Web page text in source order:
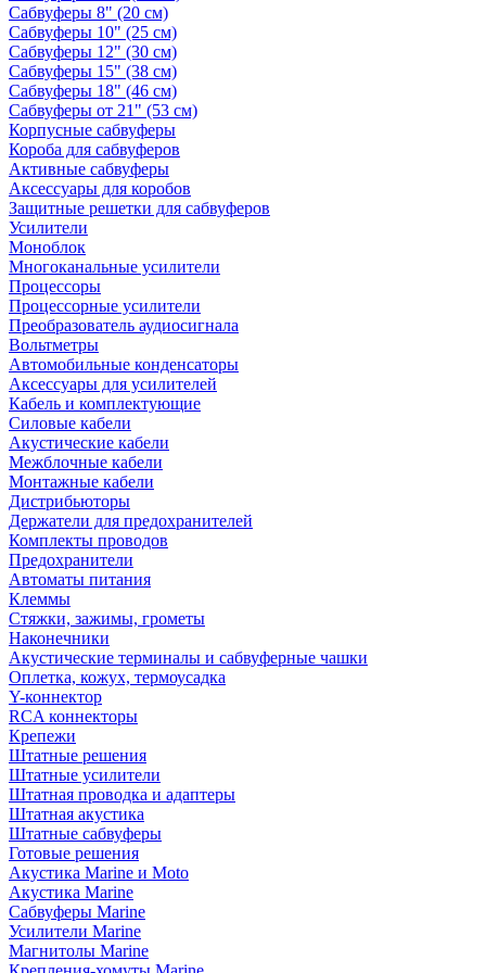
Сабвуферы 8" (20 см)
Сабвуферы 10" (25 см)
Сабвуферы 12" (30 см)
Сабвуферы 15" (38 см)
Сабвуферы 18" (46 см)
Сабвуферы от 21" (53 см)
Корпусные сабвуферы
Короба для сабвуферов
Активные сабвуферы
Аксессуары для коробов
Защитные решетки для сабвуферов
Усилители
Моноблок
Многоканальные усилители
Процессоры
Процессорные усилители
Преобразователь аудиосигнала
Вольтметры
Автомобильные конденсаторы
Аксессуары для усилителей
Кабель и комплектующие
Силовые кабели
Акустические кабели
Межблочные кабели
Монтажные кабели
Дистрибьюторы
Держатели для предохранителей
Комплекты проводов
Предохранители
Автоматы питания
Клеммы
Стяжки, зажимы, грометы
Наконечники
Акустические терминалы и сабвуферные чашки
Оплетка, кожух, термоусадка
Y-коннектор
RCA коннекторы
Крепежи
Штатные решения
Штатные усилители
Штатная проводка и адаптеры
Штатная акустика
Штатные сабвуферы
Готовые решения
Акустика Marine и Moto
Акустика Marine
Сабвуферы Marine
Усилители Marine
Магнитолы Marine